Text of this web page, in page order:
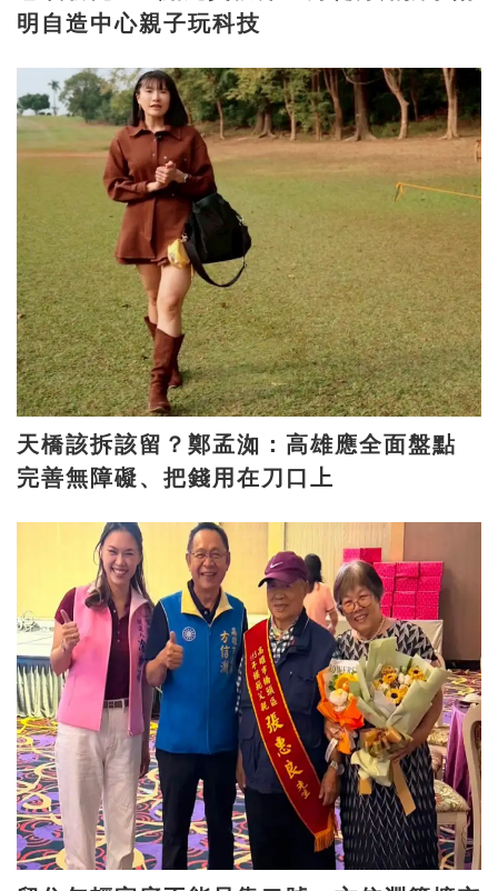
明自造中心親子玩科技
天橋該拆該留？鄭孟洳：高雄應全面盤點
完善無障礙、把錢用在刀口上